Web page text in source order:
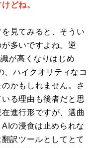
どね。
を見てみると、そうい
多いですよね。逆
が高くなりはじめ
ハイクオリティなコ
かもしれません。さ
る理由も後者だと思
進行形ですが、選曲
の浸食は止められな
訳ツールとしてとて